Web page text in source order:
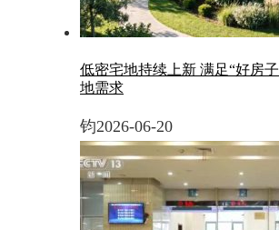
低密宅地持续上新 满足“好房子
地需求
钧2026-06-20